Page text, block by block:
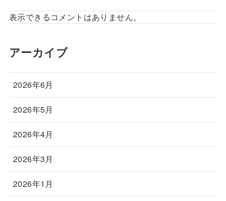
表示できるコメントはありません。
アーカイブ
2026年6月
2026年5月
2026年4月
2026年3月
2026年1月